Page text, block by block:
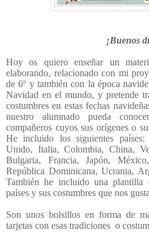
¡Buenos
Hoy os quiero enseñar un
elaborando, relacionado con mi
de 6º y también con la época
Navidad en el mundo, y pretende
costumbres en estas fechas
nuestro alumnado pueda
compañeros cuyos sus orígenes o
He incluido los siguientes países:
Unido, Italia, Colombia, China,
Bulgaria, Francia, Japón,
República Dominicana, Ucrania,
También he incluido una plantilla
países y sus costumbres que nos
Son unos bolsillos en forma de
tarjetas con esas tradiciones o